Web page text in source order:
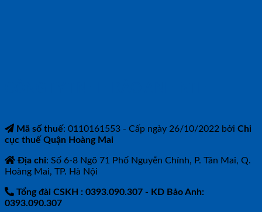
Mã số thuế: 0110161553 - Cấp ngày 26/10/2022 bởi Chi
cục thuế Quận Hoàng Mai
Địa chỉ: Số 6-8 Ngõ 71 Phố Nguyễn Chính, P. Tân Mai, Q.
Hoàng Mai, TP. Hà Nội
Tổng đài CSKH : 0393.090.307 - KD Bảo Anh:
0393.090.307